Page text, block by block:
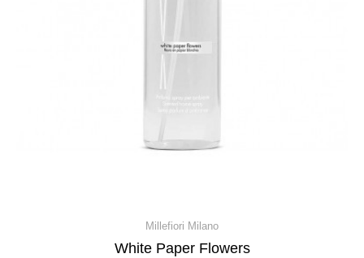
Millefiori Milano
White Paper Flowers